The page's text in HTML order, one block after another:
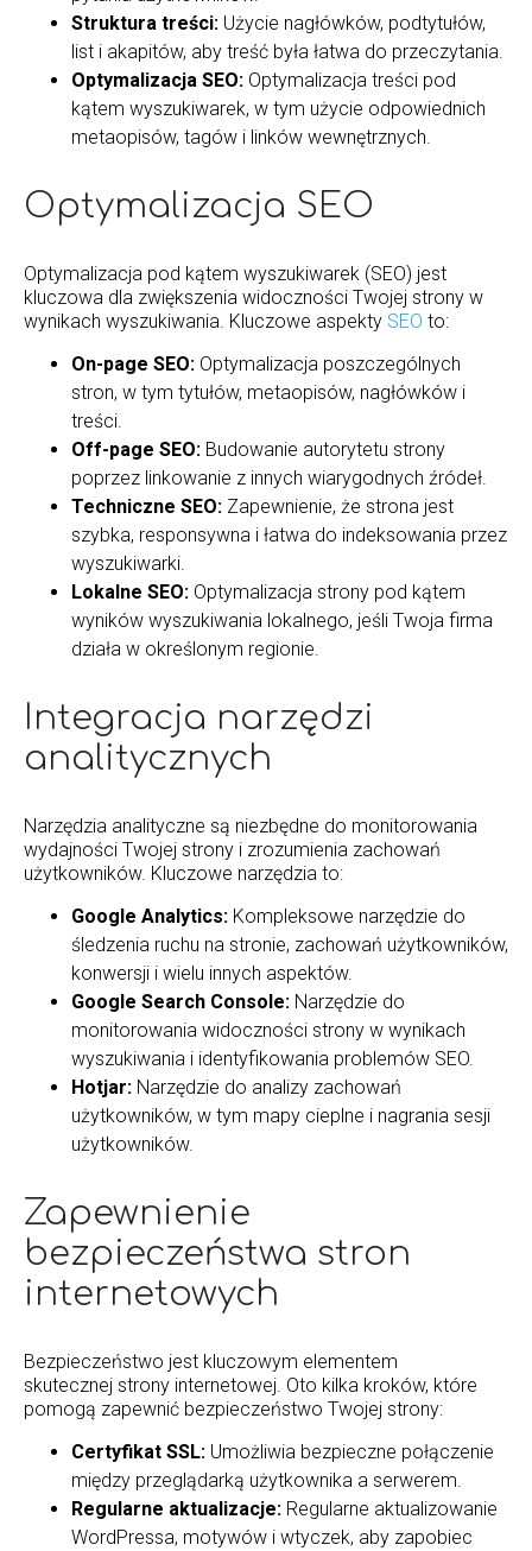
Struktura treści: Użycie nagłówków, podtytułów,
list i akapitów, aby treść była łatwa do przeczytania.
Optymalizacja SEO: Optymalizacja treści pod
kątem wyszukiwarek, w tym użycie odpowiednich
metaopisów, tagów i linków wewnętrznych.
Optymalizacja SEO
Optymalizacja pod kątem wyszukiwarek (SEO) jest
kluczowa dla zwiększenia widoczności Twojej strony w
wynikach wyszukiwania. Kluczowe aspekty SEO to:
On-page SEO: Optymalizacja poszczególnych
stron, w tym tytułów, metaopisów, nagłówków i
treści.
Off-page SEO: Budowanie autorytetu strony
poprzez linkowanie z innych wiarygodnych źródeł.
Techniczne SEO: Zapewnienie, że strona jest
szybka, responsywna i łatwa do indeksowania przez
wyszukiwarki.
Lokalne SEO: Optymalizacja strony pod kątem
wyników wyszukiwania lokalnego, jeśli Twoja firma
działa w określonym regionie.
Integracja narzędzi
analitycznych
Narzędzia analityczne są niezbędne do monitorowania
wydajności Twojej strony i zrozumienia zachowań
użytkowników. Kluczowe narzędzia to:
Google Analytics: Kompleksowe narzędzie do
śledzenia ruchu na stronie, zachowań użytkowników,
konwersji i wielu innych aspektów.
Google Search Console: Narzędzie do
monitorowania widoczności strony w wynikach
wyszukiwania i identyfikowania problemów SEO.
Hotjar: Narzędzie do analizy zachowań
użytkowników, w tym mapy cieplne i nagrania sesji
użytkowników.
Zapewnienie
bezpieczeństwa stron
internetowych
Bezpieczeństwo jest kluczowym elementem
skutecznej strony internetowej. Oto kilka kroków, które
pomogą zapewnić bezpieczeństwo Twojej strony:
Certyfikat SSL: Umożliwia bezpieczne połączenie
między przeglądarką użytkownika a serwerem.
Regularne aktualizacje: Regularne aktualizowanie
WordPressa, motywów i wtyczek, aby zapobiec